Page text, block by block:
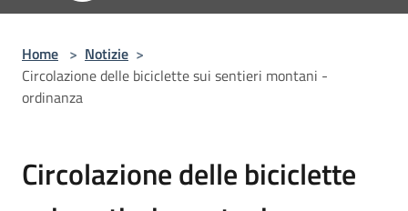
Home > Notizie >
Circolazione delle biciclette sui sentieri montani -
ordinanza
Circolazione delle biciclette